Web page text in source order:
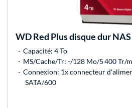
WDRed Plus disque dur
Capacité: 4 To
MS/Cache/Tr: -/128 Mo/5 400 Tr/
Connexion: 1x connecteur
SATA/600